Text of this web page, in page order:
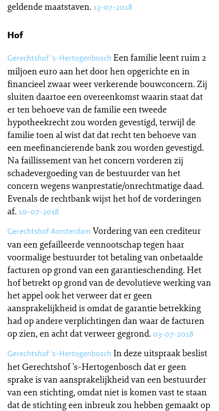
geldende maatstaven. 13-07-2018
Hof
Gerechtshof 's-Hertogenbosch Een familie leent ruim 2
miljoen euro aan het door hen opgerichte en in
financieel zwaar weer verkerende bouwconcern. Zij
sluiten daartoe een overeenkomst waarin staat dat
er ten behoeve van de familie een tweede
hypotheekrecht zou worden gevestigd, terwijl de
familie toen al wist dat dat recht ten behoeve van
een meefinancierende bank zou worden gevestigd.
Na faillissement van het concern vorderen zij
schadevergoeding van de bestuurder van het
concern wegens wanprestatie/onrechtmatige daad.
Evenals de rechtbank wijst het hof de vorderingen
af. 10-07-2018
Gerechtshof Amsterdam Vordering van een crediteur
van een gefailleerde vennootschap tegen haar
voormalige bestuurder tot betaling van onbetaalde
facturen op grond van een garantieschending. Het
hof betrekt op grond van de devolutieve werking van
het appel ook het verweer dat er geen
aansprakelijkheid is omdat de garantie betrekking
had op andere verplichtingen dan waar de facturen
op zien, en acht dat verweer gegrond. 03-07-2018
Gerechtshof 's-Hertogenbosch In deze uitspraak beslist
het Gerechtshof ’s-Hertogenbosch dat er geen
sprake is van aansprakelijkheid van een bestuurder
van een stichting, omdat niet is komen vast te staan
dat de stichting een inbreuk zou hebben gemaakt op